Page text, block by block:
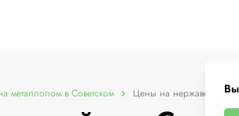
металлолом в Советском Цены на нержавейку